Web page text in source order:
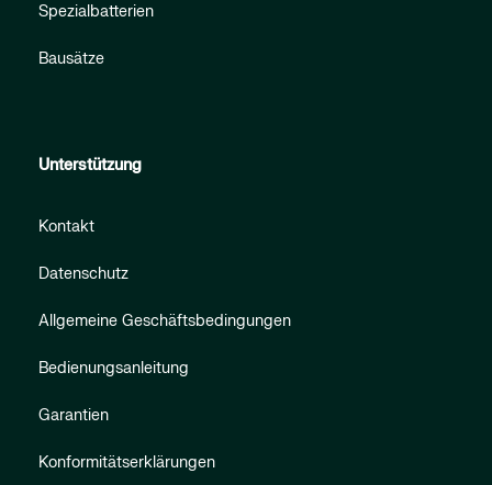
Spezialbatterien
Bausätze
Unterstützung
Kontakt
Datenschutz
Allgemeine Geschäftsbedingungen
Bedienungsanleitung
Garantien
Konformitätserklärungen